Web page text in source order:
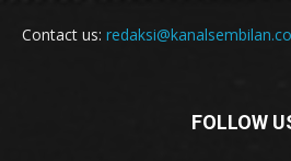
Contact us:
FOLLOW